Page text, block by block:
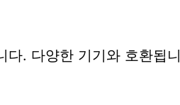
다. 다양한 기기와 호환됩니